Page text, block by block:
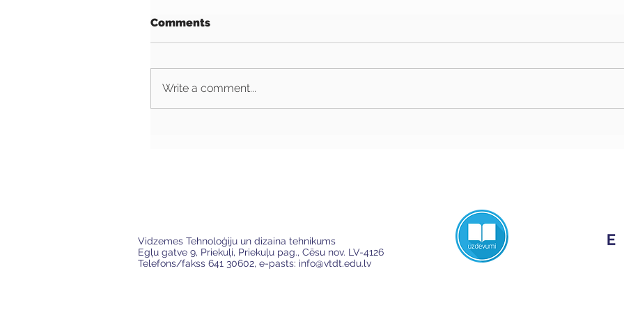
Comments
Write a comment...
Vidzemes Tehnoloģiju un dizaina tehnikums
Egļu gatve 9, Priekuļi, Priekuļu pag., Cēsu nov. LV-4126
Telefons/fakss 641 30602, e-pasts: info@vtdt.edu.lv